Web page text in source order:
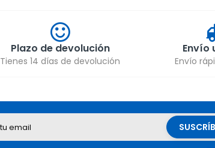
Plazo de devolución
Tienes 14 días de devolución
Envío
Envío